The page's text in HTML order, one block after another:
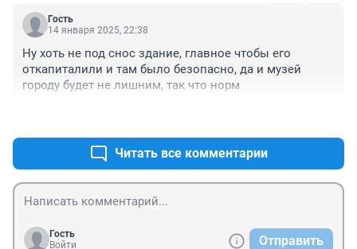
Гость
14 января 2025, 22:38
Ну хоть не под снос здание, главное чтобы его
откапиталили и там было безопасно, да и музей
городу будет не лишним, так что норм
Читать все комментарии
Гость
Войти
Отправить